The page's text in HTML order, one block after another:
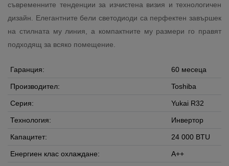
съвременните тенденции за изчистена визия и технологичен
дизайн. Елегантните бели светодиоди са перфектен завършек
на стилната му линия, а компактните му размери го правят
подходящ за всяко помещение.
Гаранция: 60 месеца
Производител: Toshiba
Серия: Yukai R32
Технология: Инвертор
Капацитет: 24 000 BTU
Енергиен клас охлаждане: A++